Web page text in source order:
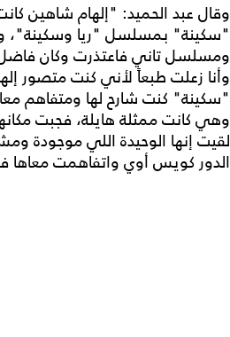
وقال عبد الحميد: "إلهام شاهين
"سكينة" بمسلسل "ريا وسكينة"،
ومسلسل تاني فاعتذرت وكان
وأنا زعلت طبعاً لأني كنت متصور
"سكينة" كنت شارح لها ومتفاهم
وهي كانت ممثلة هايلة، فجبت
لقيت إنها الوحيدة اللي موجودة
الدور كويس أوي واتفاهمت